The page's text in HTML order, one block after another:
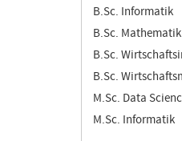
B.Sc. Informatik
B.Sc. Mathematik
B.Sc.
B.Sc.
M.Sc. Data
M.Sc. Informatik